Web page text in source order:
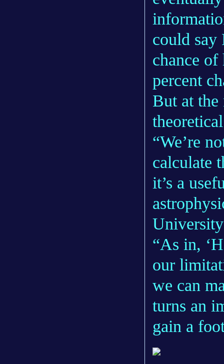
could say
chance
percent
But at the
“We’re
calculate
it’s a
“As in,
our
we can
turns an
gain a